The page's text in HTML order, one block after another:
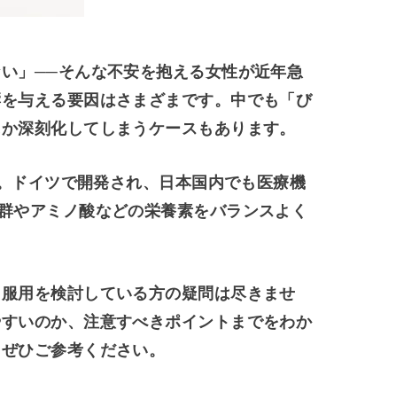
」──そんな不安を抱える女性が近年急
与える要因はさまざまです。中でも「び
深刻化してしまうケースもあります。
ドイツで開発され、日本国内でも医療機
やアミノ酸などの栄養素をバランスよく
用を検討している方の疑問は尽きませ
いのか、注意すべきポイントまでをわか
ひご参考ください。